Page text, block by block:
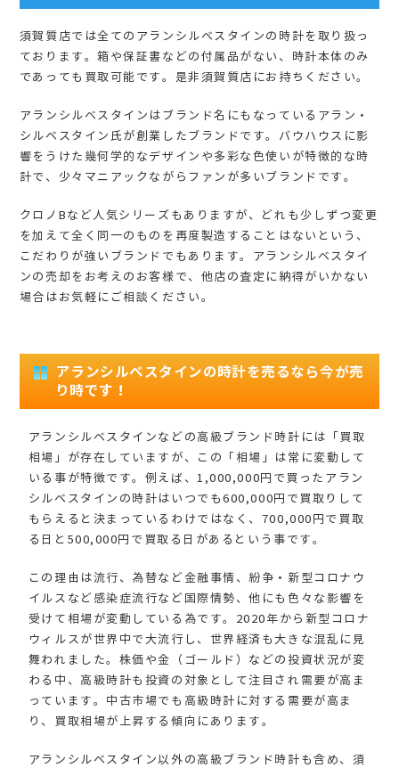
須賀質店では全てのアランシルベスタインの時計を取り扱っ
ております。箱や保証書などの付属品がない、時計本体のみ
であっても買取可能です。是非須賀質店にお持ちください。
アランシルベスタインはブランド名にもなっているアラン・
シルベスタイン氏が創業したブランドです。バウハウスに影
響をうけた幾何学的なデザインや多彩な色使いが特徴的な時
計で、少々マニアックながらファンが多いブランドです。
クロノBなど人気シリーズもありますが、どれも少しずつ変更
を加えて全く同一のものを再度製造することはないという、
こだわりが強いブランドでもあります。アランシルベスタイ
ンの売却をお考えのお客様で、他店の査定に納得がいかない
場合はお気軽にご相談ください。
アランシルベスタインの時計を売るなら今が売
り時です！
アランシルベスタインなどの高級ブランド時計には「買取
相場」が存在していますが、この「相場」は常に変動して
いる事が特徴です。例えば、1,000,000円で買ったアラン
シルベスタインの時計はいつでも600,000円で買取りして
もらえると決まっているわけではなく、700,000円で買取
る日と500,000円で買取る日があるという事です。
この理由は流行、為替など金融事情、紛争・新型コロナウ
イルスなど感染症流行など国際情勢、他にも色々な影響を
受けて相場が変動している為です。2020年から新型コロナ
ウィルスが世界中で大流行し、世界経済も大きな混乱に見
舞われました。株価や金（ゴールド）などの投資状況が変
わる中、高級時計も投資の対象として注目され需要が高ま
っています。中古市場でも高級時計に対する需要が高ま
り、買取相場が上昇する傾向にあります。
アランシルベスタイン以外の高級ブランド時計も含め、須